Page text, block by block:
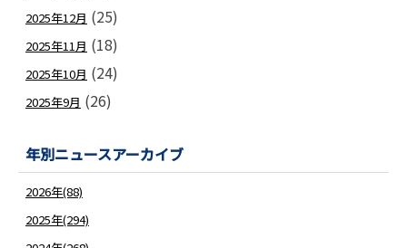
2025年12月 (25)
2025年11月 (18)
2025年10月 (24)
2025年9月 (26)
年別ニュースアーカイブ
2026年(88)
2025年(294)